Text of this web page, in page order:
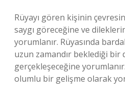
Rüyayı gören kişinin
saygı göreceğine ve
yorumlanır. Rüyasında
uzun zamandır beklediği bir
gerçekleşeceğine
olumlu bir gelişme olarak